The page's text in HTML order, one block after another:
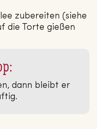
zubereiten (siehe
die Torte gießen
dann bleibt er